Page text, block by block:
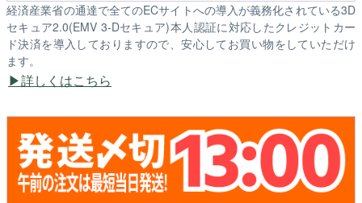
経済産業省の通達で全てのECサイトへの導入が義務化されている3D
セキュア2.0(EMV 3-Dセキュア)本人認証に対応したクレジットカー
ド決済を導入しておりますので、安心してお買い物をしていただけ
ます。
詳しくはこちら